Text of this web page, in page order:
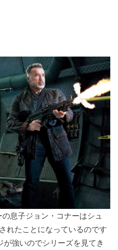
息子ジョン・コナーはシュ
れたことになっているのです
強いのでシリーズを見てき